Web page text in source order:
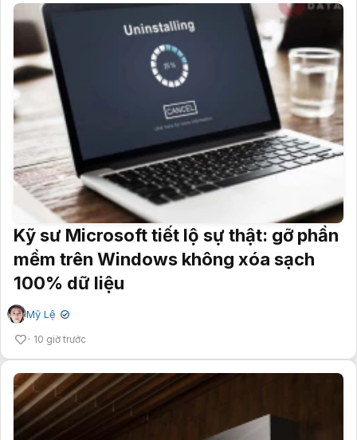
Kỹ sư Microsoft tiết lộ sự thật: gỡ phần
mềm trên Windows không xóa sạch
100% dữ liệu
Mỹ Lệ ✔
10 giờ trước